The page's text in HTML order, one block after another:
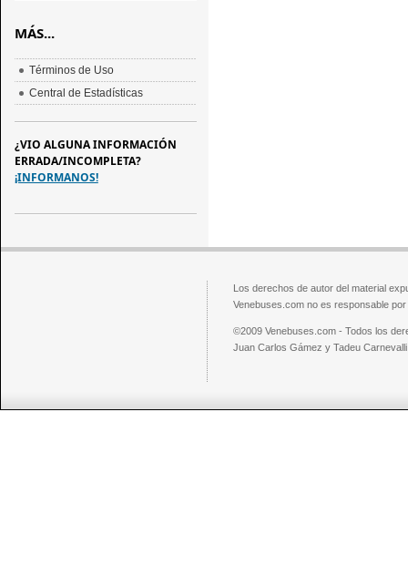
MÁS...
Términos de Uso
Central de Estadísticas
¿VIO ALGUNA INFORMACIÓN
ERRADA/INCOMPLETA?
¡INFORMANOS!
Los derechos de autor del material
Venebuses.com no es responsable
©2009 Venebuses.com - Todos los
Juan Carlos Gámez y Tadeu Carnevalli